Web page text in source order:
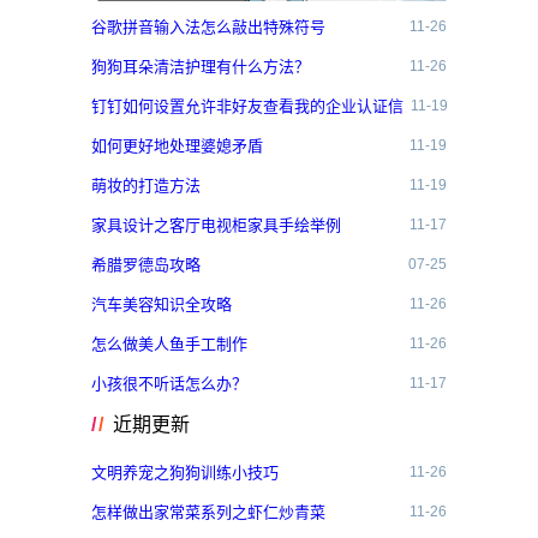
谷歌拼音输入法怎么敲出特殊符号 11-26
狗狗耳朵清洁护理有什么方法？ 11-26
钉钉如何设置允许非好友查看我的企业认证信
息？
11-19
如何更好地处理婆媳矛盾 11-19
萌妆的打造方法 11-19
家具设计之客厅电视柜家具手绘举例 11-17
希腊罗德岛攻略 07-25
汽车美容知识全攻略 11-26
怎么做美人鱼手工制作 11-26
小孩很不听话怎么办？ 11-17
近期更新
文明养宠之狗狗训练小技巧 11-26
怎样做出家常菜系列之虾仁炒青菜 11-26